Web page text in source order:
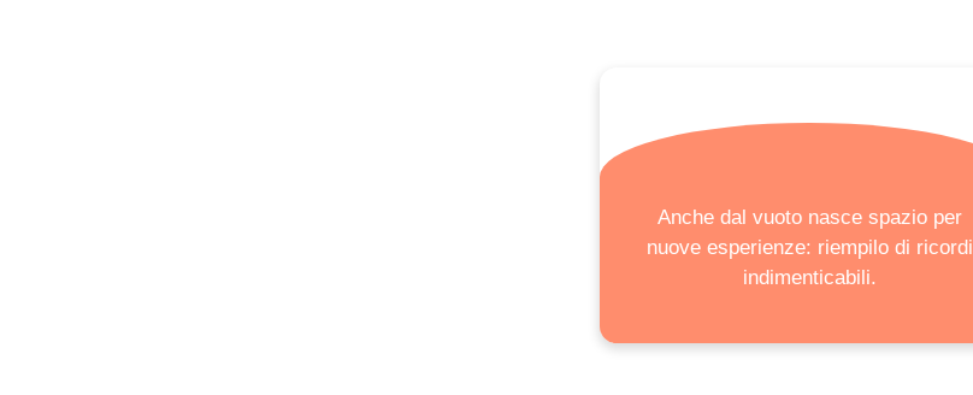
Anche dal vuoto nasce spazio per
nuove esperienze: riempilo di ricordi
indimenticabili.